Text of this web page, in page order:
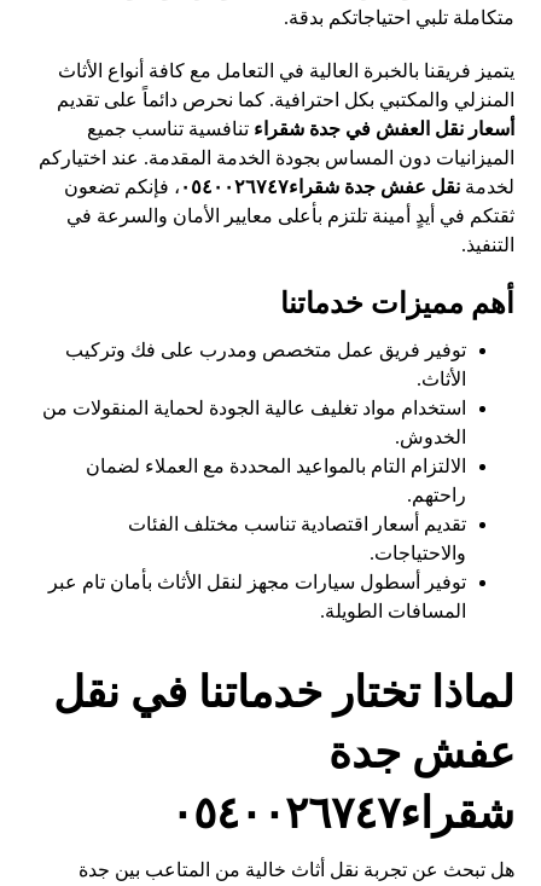
متكاملة تلبي احتياجاتكم بدقة.
يتميز فريقنا بالخبرة العالية في التعامل مع كافة أنواع الأثاث
المنزلي والمكتبي بكل احترافية. كما نحرص دائماً على تقديم
أسعار نقل العفش في جدة شقراء تنافسية تناسب جميع
الميزانيات دون المساس بجودة الخدمة المقدمة. عند اختياركم
لخدمةنقل عفش جدة شقراء٠٥٤٠٠٢٦٧٤٧
، فإنكم تضعون
ثقتكم في أيدٍ أمينة تلتزم بأعلى معايير الأمان والسرعة في
التنفيذ.
أهم مميزات خدماتنا
توفير فريق عمل متخصص ومدرب على فك وتركيب
الأثاث.
استخدام مواد تغليف عالية الجودة لحماية المنقولات من
الخدوش.
الالتزام التام بالمواعيد المحددة مع العملاء لضمان
راحتهم.
تقديم أسعار اقتصادية تناسب مختلف الفئات
والاحتياجات.
توفير أسطول سيارات مجهز لنقل الأثاث بأمان تام عبر
المسافات الطويلة.
لماذا تختار خدماتنا في نقل
عفش جدة
شقراء٠٥٤٠٠٢٦٧٤٧
هل تبحث عن تجربة نقل أثاث خالية من المتاعب بين جدة